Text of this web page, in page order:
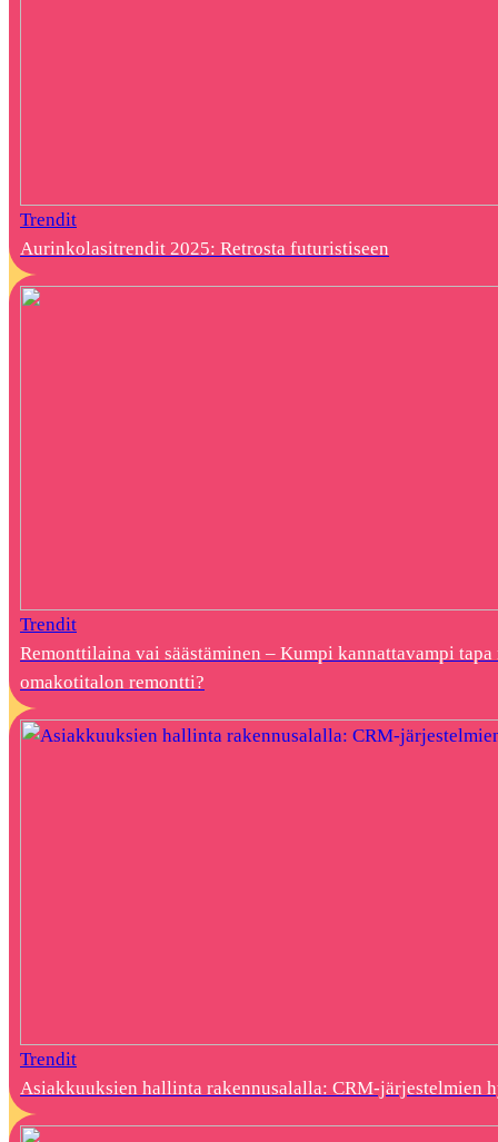
Trendit
Aurinkolasitrendit 2025: Retrosta futuristiseen
Trendit
Remonttilaina vai säästäminen – Kumpi kannattavampi tapa
omakotitalon remontti?
Trendit
Asiakkuuksien hallinta rakennusalalla: CRM-järjestelmien